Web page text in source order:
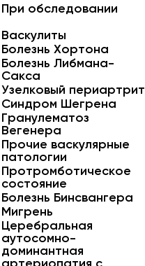
При обследовании
Васкулиты
Болезнь Хортона
Болезнь Либмана-
Сакса
Узелковый периартрит
Синдром Шегрена
Гранулематоз
Вегенера
Прочие васкулярные
патологии
Протромботическое
состояние
Болезнь Бинсвангера
Мигрень
Церебральная
аутосомно-
доминантная